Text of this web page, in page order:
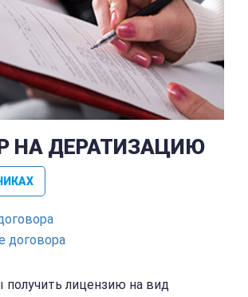
НА ДЕРАТИЗАЦИЮ
договора
получить лицензию на вид